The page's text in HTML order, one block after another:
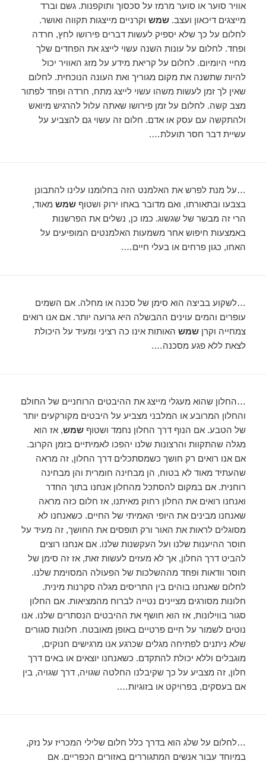
אוויר סוער או סוער מרמז על סכסוך ותוקפנות. גשם וברד
מייצגים דיכאון ועצב.שמש וקרניים מייצגות תקווה ואושר.
לחלום על כך שלא יספיק לעשות דברים פירושו לחץ, חרדה
ופחד. לחלום על עונות השנה עשוי לייצג את הפחדים שלך
מחיי היומיום. לחלום על קריאת מידע על מזג האוויר יכול
להיות שתשנה את מקום מגוריך ואת העונה הנוכחית. לחלום
שאין לך זמן לעשות משהו עשוי לייצג מתח, חרדה ופחד לפתור
מצב קשה. לחלום על זמן פירושו שאתה עלול להרגיש מיואש
ולהתקשה עם עסק או אדם. חלום זה עשוי גם להצביע על
עשיית דבר חסר תועלת….
…על מנת לפרש את האלמנט הזה בחלומנו עלינו להתבונן
בצבעו ובתאורתו, ואם מדובר באחו ירוק ושטוףשמש מאוד,
הרי זה מבשר של שגשוג. כמו כן, נשלים את הפרשנות
באמצעות חיפוש אחר משמעות האלמנטים המופיעים על
האחו, כגון פרחים או בעלי חיים….
…לשקוע בביצה הוא סימן של סכנה או מחלה. אם השמים
עופרים והמים עוינים ההבשלה היא גרועה יותר. אם אנו רואים
צמחייה וקרןשמש האותות אינו כה רציני ומעיד על היכולת
לצאת ללא פגע מסכנה….
…החלון שהוא מעגלי מייצג את ההיבטים הרוחניים של החולם
והחלון המרובע או המלבני מצביע על היבטים מקורקעים יותר
של הטבע. אם הנוף דרך החלון נחמד ושטוףשמש, אז הוא
מגלה שהתקוות והרצונות שלנו יהפכו לאמיתיים בזמן הקרוב.
אם אנו רואים רק חושך כשמסתכלים דרך החלון, זה מראה
שהעתיד מאוד לא בטוח, הן מבחינה חומרית והן מבחינה
רוחנית. אם במקום להסתכל מהחלון אנחנו בתוך החדר
ואנחנו רואים את החלון רחוק מאיתנו, אז חלום כזה מראה
שאנחנו מבינים את היופי האמיתי של החיים. כשאנחנו לא
מסוגלים לראות את האור ורק תופסים את החושך, זה מעיד על
חוסר ההיענות שלנו ועל העקשנות שלנו. אם אנחנו רוצים
להביט דרך החלון, אך לא מעזים לעשות זאת, אז זה סימן של
חוסר וודאות ופחד מההשלכות של הפעולה המסוימת שלנו.
לחלום שאנחנו בוהים בין התריסים מגלה סקרנות מינית.
חלונות מסורגים מציינים נטייה לברוח מהמציאות. אם החלון
סגור בווילונות, אז הוא חושף את ההיבטים הנסתרים שלנו. אנו
נוטים לשמור על חיים פרטיים באופן מאובטח. חלונות סגורים
שלא ניתנים לפתיחה מגלים שכרגע אנו מרגישים חנוקים,
מוגבלים וללא יכולת להתקדם. כשאנחנו יוצאים או באים דרך
חלון, זה מצביע על כך שקיבלנו החלטה שגויה, דרך שגויה, בין
אם בעסקים, בפרויקט או בזוגיות….
…לחלום על שלג הוא בדרך כלל חלום שלילי המכריז על נזק,
במיוחד עבור אנשים המתגוררים באזורים הכפריים. אם